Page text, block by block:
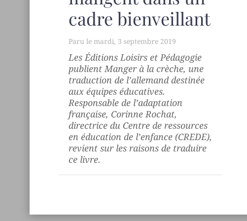
cadre bienveillant
mardi, 3 septembre 2019
Les Éditions Loisirs et Pédagogie
publientManger à la crèche, une
traduction de l’allemand destinée
aux équipes éducatives.
Responsable de l’adaptation
française, Corinne Rochat,
directrice du Centre de ressources
en éducation de l’enfance (CREDE),
revient sur les raisons de traduire
ce livre.